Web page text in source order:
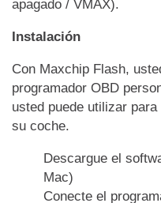
apagado / VMAX).
Instalación
Con Maxchip Flash,
programador OBD
usted puede utilizar
su coche.
Descargue el
Mac)
Conecte el